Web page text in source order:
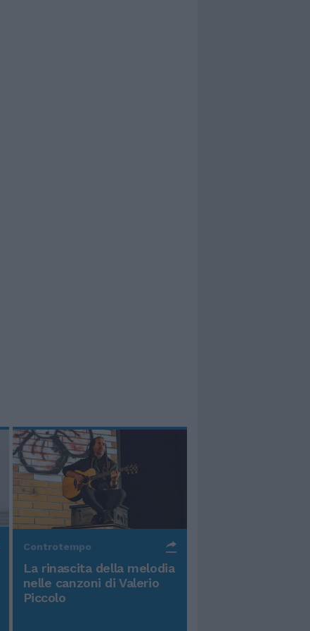
Controtempo
La rinascita della melodia
nelle canzoni di Valerio
Piccolo